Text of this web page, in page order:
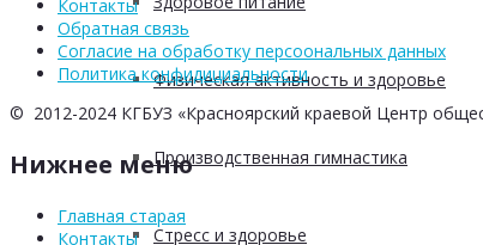
Физическая активность и здоровье
Производственная гимнастика
Стресс и здоровье
Контакты
Обратная связь
Согласие на обработку персоональных данных
Политика конфидициальности
© 2012-2024 КГБУЗ «Красноярский краевой Центр
Нижнее меню
Главная старая
Контакты